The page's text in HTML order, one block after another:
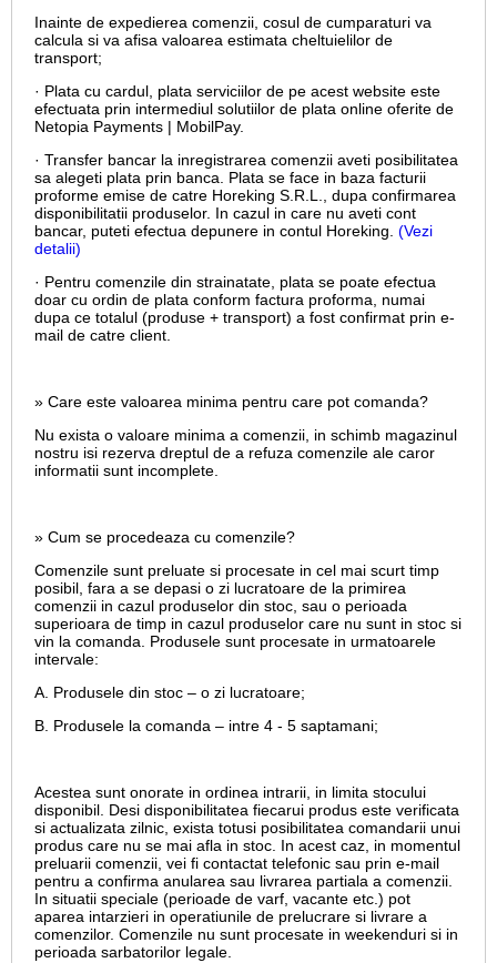
Inainte de expedierea comenzii, cosul de cumparaturi va
calcula si va afisa valoarea estimata cheltuielilor de
transport;
· Plata cu cardul, plata serviciilor de pe acest website este
efectuata prin intermediul solutiilor de plata online oferite de
Netopia Payments | MobilPay.
· Transfer bancar la inregistrarea comenzii aveti posibilitatea
sa alegeti plata prin banca. Plata se face in baza facturii
proforme emise de catre Horeking S.R.L., dupa confirmarea
disponibilitatii produselor. In cazul in care nu aveti cont
bancar, puteti efectua depunere in contul Horeking. (Vezi
detalii)
· Pentru comenzile din strainatate, plata se poate efectua
doar cu ordin de plata conform factura proforma, numai
dupa ce totalul (produse + transport) a fost confirmat prin e-
mail de catre client.
» Care este valoarea minima pentru care pot comanda?
Nu exista o valoare minima a comenzii, in schimb magazinul
nostru isi rezerva dreptul de a refuza comenzile ale caror
informatii sunt incomplete.
» Cum se procedeaza cu comenzile?
Comenzile sunt preluate si procesate in cel mai scurt timp
posibil, fara a se depasi o zi lucratoare de la primirea
comenzii in cazul produselor din stoc, sau o perioada
superioara de timp in cazul produselor care nu sunt in stoc si
vin la comanda. Produsele sunt procesate in urmatoarele
intervale:
A. Produsele din stoc – o zi lucratoare;
B. Produsele la comanda – intre 4 - 5 saptamani;
Acestea sunt onorate in ordinea intrarii, in limita stocului
disponibil. Desi disponibilitatea fiecarui produs este verificata
si actualizata zilnic, exista totusi posibilitatea comandarii unui
produs care nu se mai afla in stoc. In acest caz, in momentul
preluarii comenzii, vei fi contactat telefonic sau prin e-mail
pentru a confirma anularea sau livrarea partiala a comenzii.
In situatii speciale (perioade de varf, vacante etc.) pot
aparea intarzieri in operatiunile de prelucrare si livrare a
comenzilor. Comenzile nu sunt procesate in weekenduri si in
perioada sarbatorilor legale.